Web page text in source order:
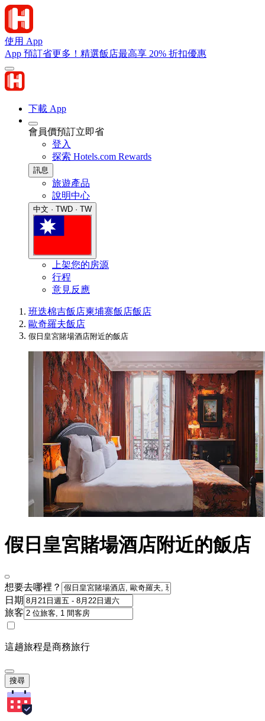
使用 App
App 預訂省更多！精選飯店最高享 20% 折扣優惠
下載 App
會員價預訂立即省
登入
探索 Hotels.com Rewards
訊息
旅遊產品
說明中心
中文 · TWD · TW
上架您的房源
行程
意見反應
班迭棉吉飯店柬埔寨飯店飯店
歐奇羅夫飯店
假日皇宮賭場酒店附近的飯店
假日皇宮賭場酒店附近的飯店
想要去哪裡？
日期
旅客
這趟旅程是商務旅行
搜尋